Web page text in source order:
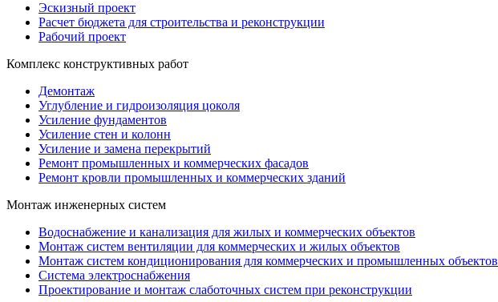
Эскизный проект
Расчет бюджета для строительства и реконструкции
Рабочий проект
Комплекс конструктивных работ
Демонтаж
Углубление и гидроизоляция цоколя
Усиление фундаментов
Усиление стен и колонн
Усиление и замена перекрытий
Ремонт промышленных и коммерческих фасадов
Ремонт кровли промышленных и коммерческих зданий
Монтаж инженерных систем
Водоснабжение и канализация для жилых и коммерческих объектов
Монтаж систем вентиляции для коммерческих и жилых объектов
Монтаж систем кондиционирования для коммерческих и промышленных объектов
Система электроснабжения
Проектирование и монтаж слаботочных систем при реконструкции